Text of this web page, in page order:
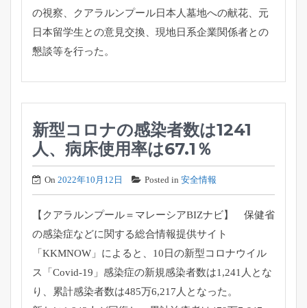
の視察、
クアラルンプール日本人墓地への献花、 元
日本留学生との意見交換、 現地日系企業関係者との
懇談等を行った。
新型コロナの感染者数は1241
人、病床使用率は67.1％
On 2022年10月12日 Posted in 安全情報
【クアラルンプール＝マレーシアBIZナビ】 保健省
の感染症などに関する総合情報提供サイト
「KKMNOW」によると、10日の新型コロナウイル
ス「Covid-19」感染症の新規感染者数は1,241人とな
り、累計感染者数は485万6,217人となった。